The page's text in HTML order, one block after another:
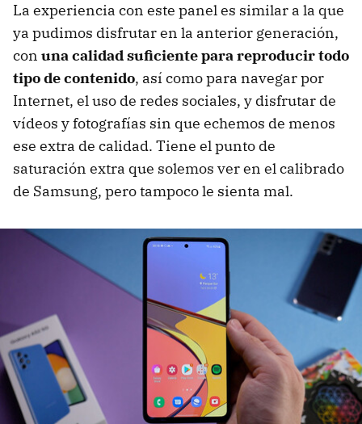
La experiencia con este panel es similar a la que
ya pudimos disfrutar en la anterior generación,
con una calidad suficiente para reproducir todo
tipo de contenido, así como para navegar por
Internet, el uso de redes sociales, y disfrutar de
vídeos y fotografías sin que echemos de menos
ese extra de calidad. Tiene el punto de
saturación extra que solemos ver en el calibrado
de Samsung, pero tampoco le sienta mal.